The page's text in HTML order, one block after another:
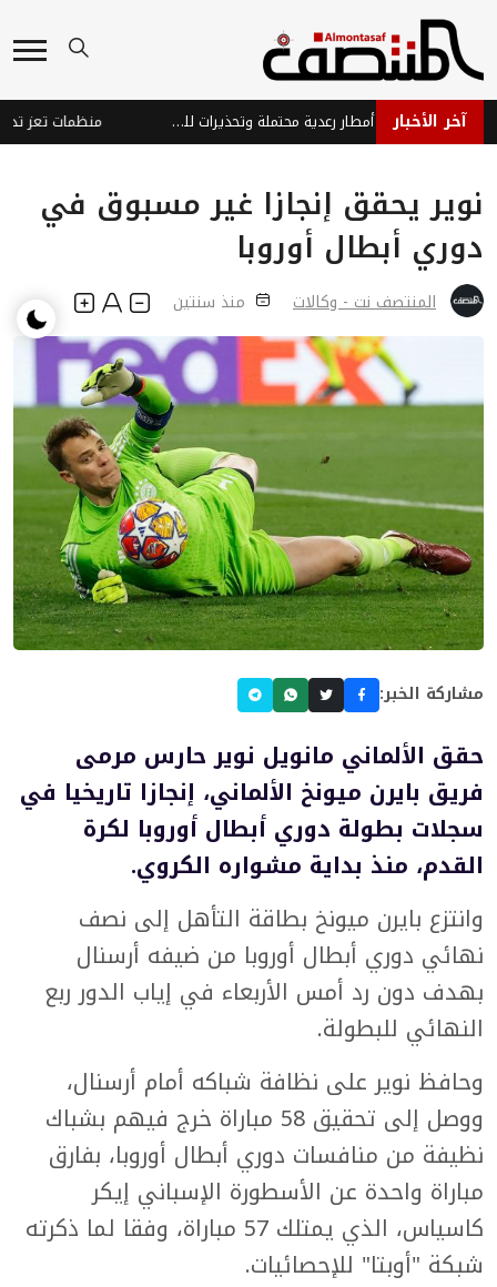
آخر الأخبار توقعات طقس حار مع أمطار رعدية محتملة وتحذيرات للمواطنين
نوير يحقق إنجازا غير مسبوق في
دوري أبطال أوروبا
المنتصف نت - وكالات منذ سنتين
مشاركة الخبر:
حقق الألماني مانويل نوير حارس مرمى
فريق بايرن ميونخ الألماني، إنجازا تاريخيا في
سجلات بطولة دوري أبطال أوروبا لكرة
القدم، منذ بداية مشواره الكروي.
وانتزع بايرن ميونخ بطاقة التأهل إلى نصف
نهائي دوري أبطال أوروبا من ضيفه أرسنال
بهدف دون رد أمس الأربعاء في إياب الدور ربع
النهائي للبطولة.
وحافظ نوير على نظافة شباكه أمام أرسنال،
ووصل إلى تحقيق 58 مباراة خرج فيهم بشباك
نظيفة من منافسات دوري أبطال أوروبا، بفارق
مباراة واحدة عن الأسطورة الإسباني إيكر
كاسياس، الذي يمتلك 57 مباراة، وفقا لما ذكرته
شبكة "أوبتا" للإحصائيات.